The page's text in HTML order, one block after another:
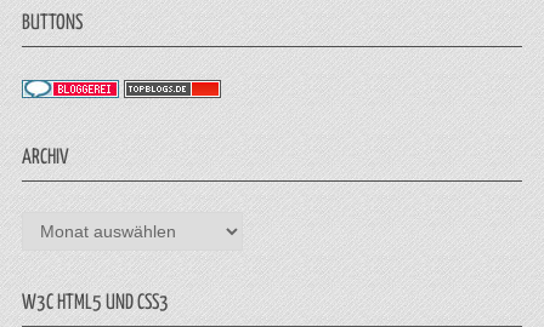
BUTTONS
ARCHIV
Archiv
W3C HTML5 UND CSS3